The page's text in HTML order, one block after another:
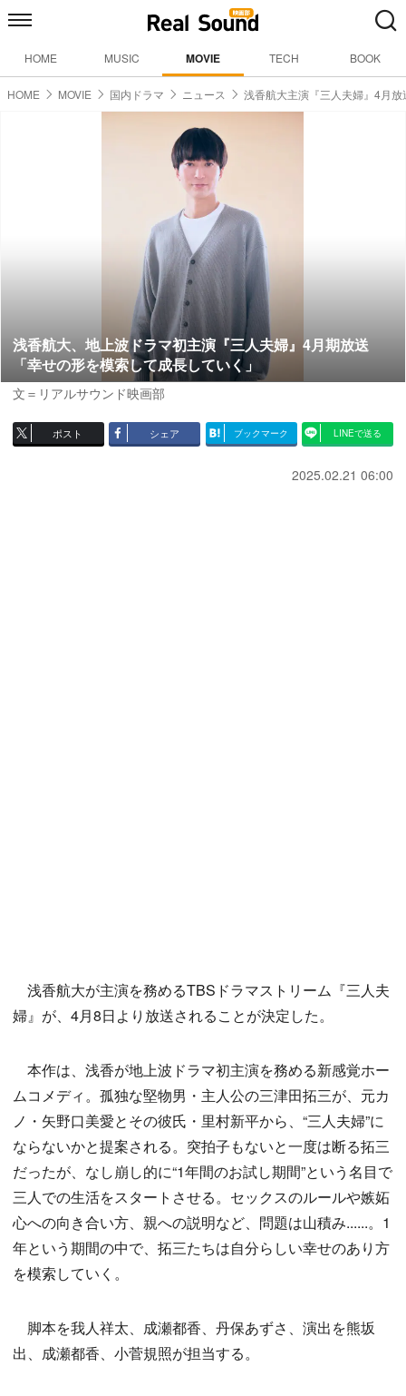
HOME MUSIC MOVIE TECH BOOK
HOME MOVIE 国内ドラマ ニュース 浅香航大主演『三人夫婦』4月
浅香航大、地上波ドラマ初主演『三人夫婦』4月期放送
「幸せの形を模索して成長していく」
文＝リアルサウンド映画部
ポスト シェア ブックマーク LINEで送る
2025.02.21 06:00
浅香航大が主演を務めるTBSドラマストリーム『三人夫
婦』が、4月8日より放送されることが決定した。
本作は、浅香が地上波ドラマ初主演を務める新感覚ホー
ムコメディ。孤独な堅物男・主人公の三津田拓三が、元カ
ノ・矢野口美愛とその彼氏・里村新平から、“三人夫婦”に
ならないかと提案される。突拍子もないと一度は断る拓三
だったが、なし崩し的に“1年間のお試し期間”という名目で
三人での生活をスタートさせる。セックスのルールや嫉妬
心への向き合い方、親への説明など、問題は山積み......。1
年という期間の中で、拓三たちは自分らしい幸せのあり方
を模索していく。
脚本を我人祥太、成瀬都香、丹保あずさ、演出を熊坂
出、成瀬都香、小菅規照が担当する。